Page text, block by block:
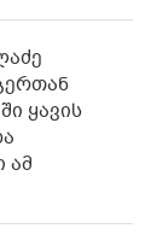
ყავის
ამ